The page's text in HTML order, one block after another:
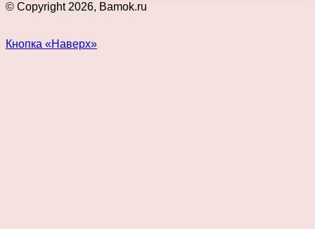
© Copyright 2026, Bamok.ru
Кнопка «Наверх»